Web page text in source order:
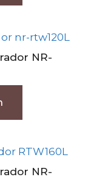
NR-
NR-